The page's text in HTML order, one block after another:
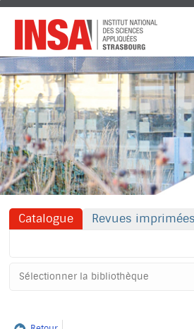
National
Sciences
Appliquées
Catalogue Revues imprimées
votre